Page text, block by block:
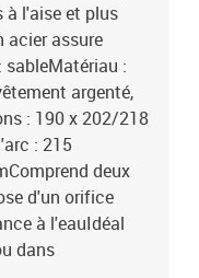
à l'aise et plus
acier assure
sableMatériau :
argenté,
: 190 x 202/218
: 215
deux
d'un orifice
à l'eauIdéal
dans